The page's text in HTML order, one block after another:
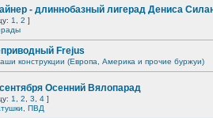
- длиннобазный лигерад Дениса
1 2 ]
Frejus
конструкции (Европа, Америка и прочие буржуи)
Осенний Вялопарад
1 2 3 4 ]
ПВД